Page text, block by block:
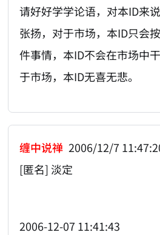
请好好学学论语，对本ID来
张扬，对于市场，本ID只会
件事情，本ID不会在市场中
于市场，本ID无喜无悲。
缠中说禅 2006/12/7
[匿名] 淡定
2006-12-07 11:41:43